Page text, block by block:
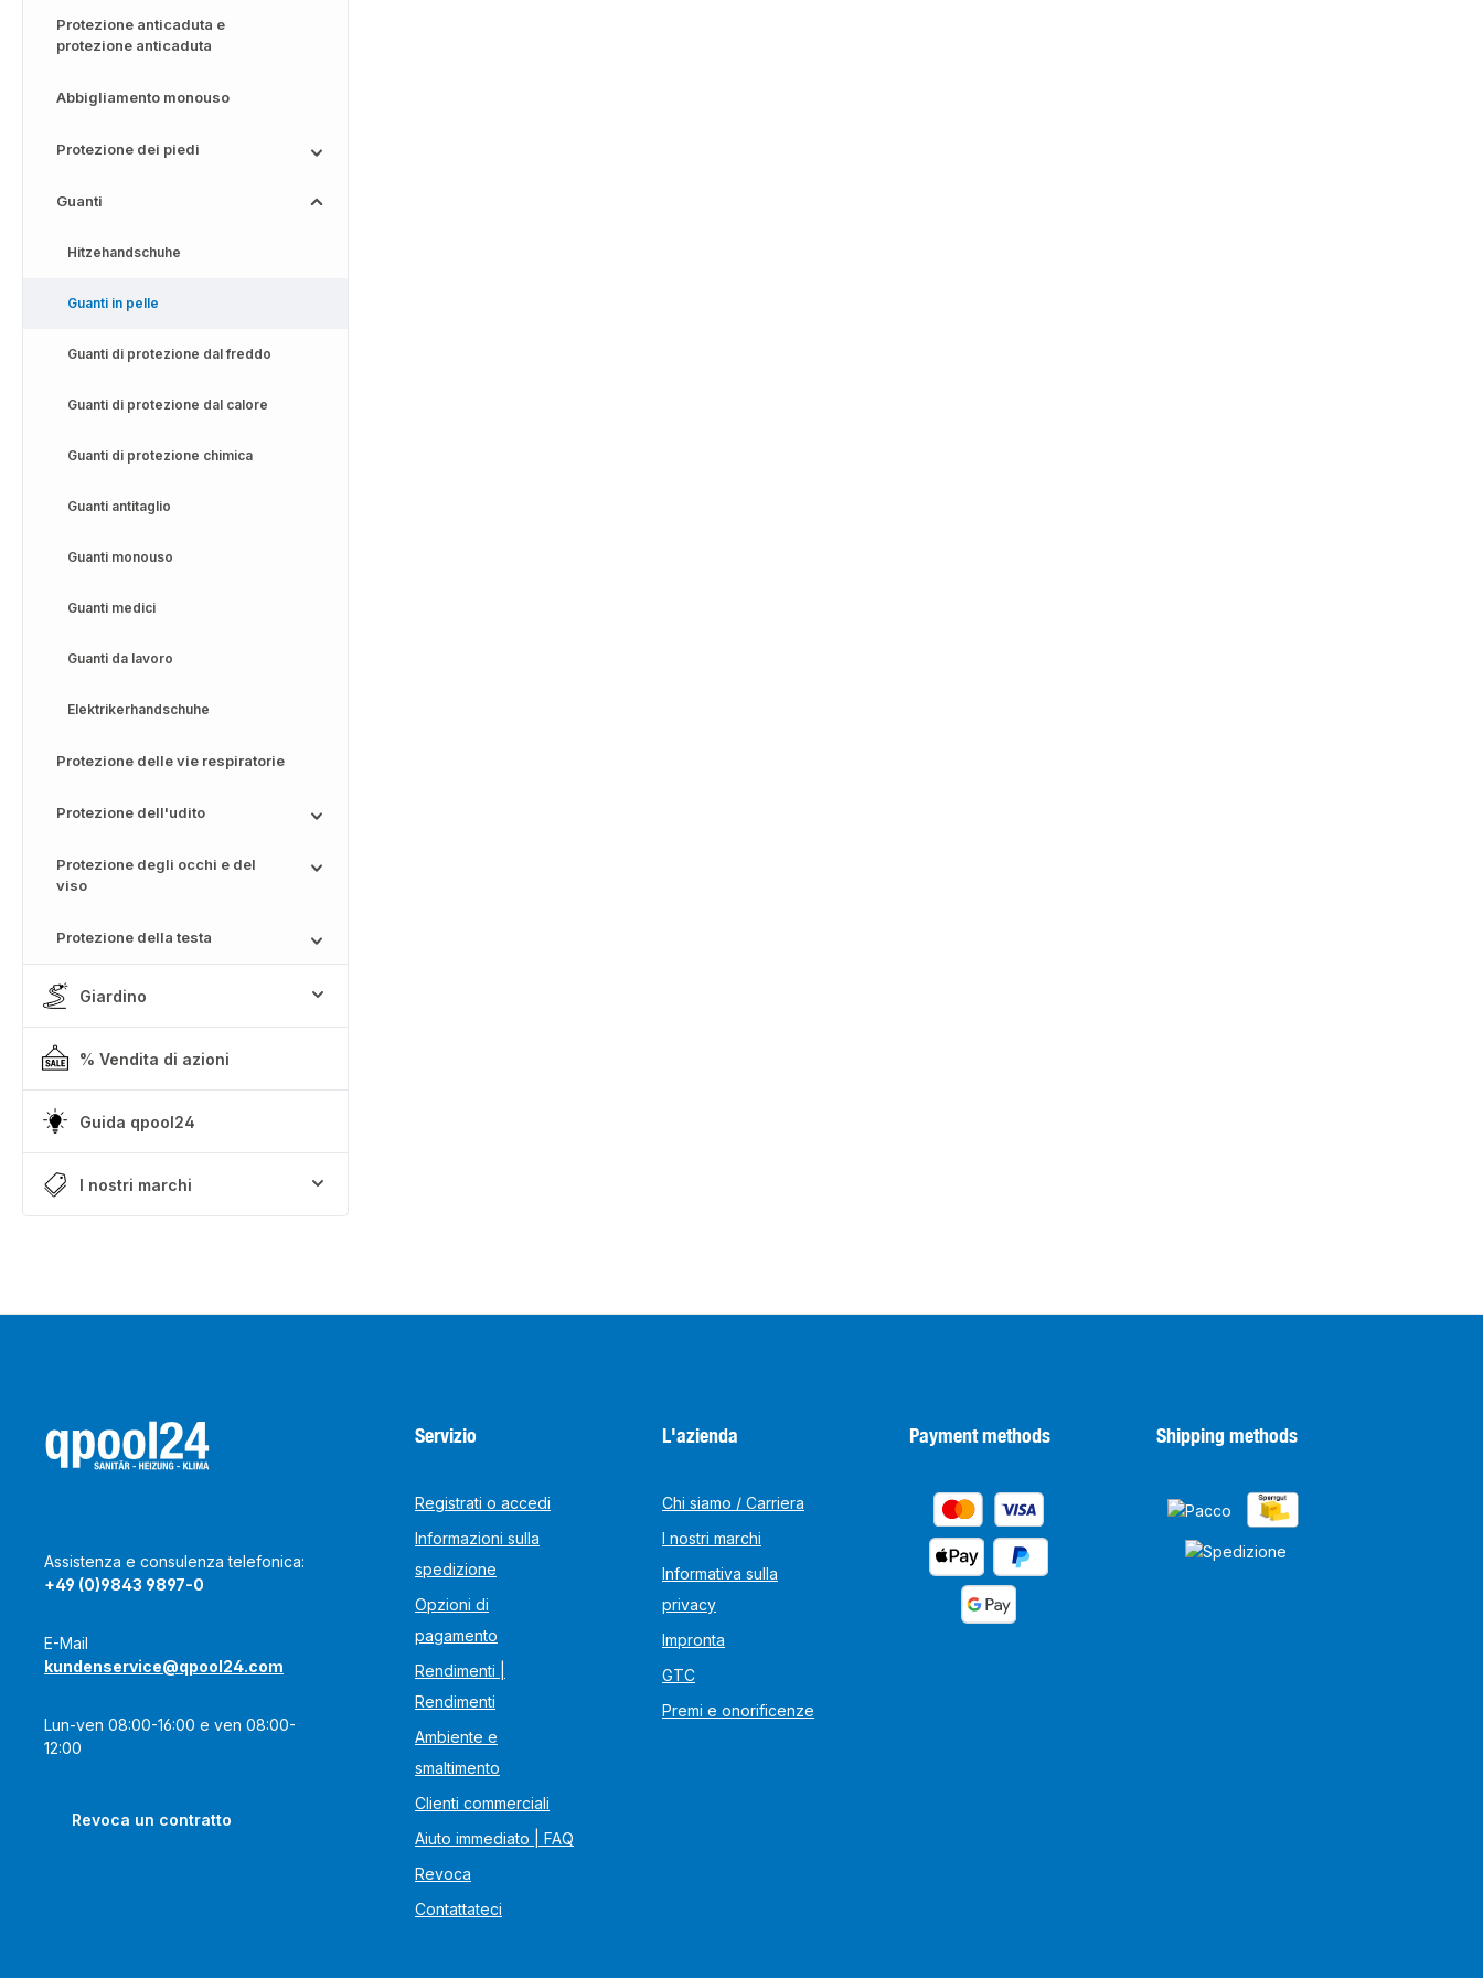
Protezione anticaduta e
protezione anticaduta
Abbigliamento monouso
Protezione dei piedi
Guanti
Hitzehandschuhe
Guanti in pelle
Guanti di protezione dal freddo
Guanti di protezione dal calore
Guanti di protezione chimica
Guanti antitaglio
Guanti monouso
Guanti medici
Guanti da lavoro
Elektrikerhandschuhe
Protezione delle vie respiratorie
Protezione dell'udito
Protezione degli occhi e del
viso
Protezione della testa
Giardino
% Vendita di azioni
Guida qpool24
I nostri marchi
Assistenza e consulenza telefonica:
+49 (0)9843 9897-0
E-Mail
kundenservice@qpool24.com
Lun-ven 08:00-16:00 e ven 08:00-
12:00
Revoca un contratto
Servizio
Registrati o accedi
Informazioni sulla
spedizione
Opzioni di
pagamento
Rendimenti |
Rendimenti
Ambiente e
smaltimento
Clienti commerciali
Aiuto immediato | FAQ
Revoca
Contattateci
L'azienda
Chi siamo / Carriera
I nostri marchi
Informativa sulla
privacy
Impronta
GTC
Premi e onorificenze
Payment methods Shipping methods